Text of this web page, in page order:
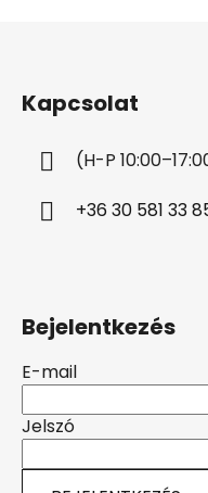
Kapcsolat
(H-P
+36 30 581 33
Bejelentkezés
E-mail
Jelszó